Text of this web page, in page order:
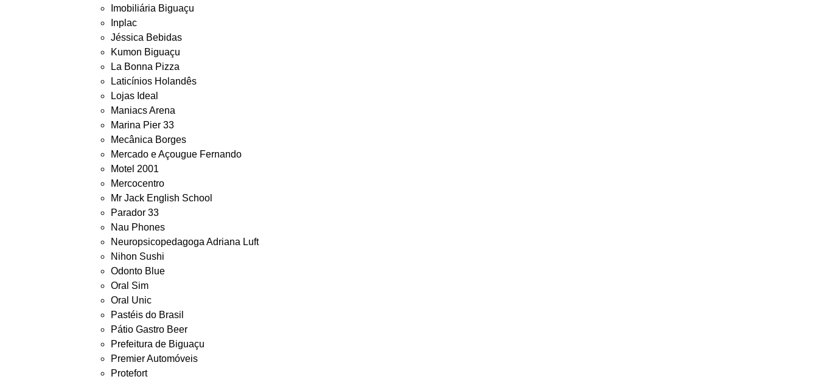
Imobiliária Biguaçu
Inplac
Jéssica Bebidas
Kumon Biguaçu
La Bonna Pizza
Laticínios Holandês
Lojas Ideal
Maniacs Arena
Marina Pier 33
Mecânica Borges
Mercado e Açougue Fernando
Motel 2001
Mercocentro
Mr Jack English School
Parador 33
Nau Phones
Neuropsicopedagoga Adriana Luft
Nihon Sushi
Odonto Blue
Oral Sim
Oral Unic
Pastéis do Brasil
Pátio Gastro Beer
Prefeitura de Biguaçu
Premier Automóveis
Protefort